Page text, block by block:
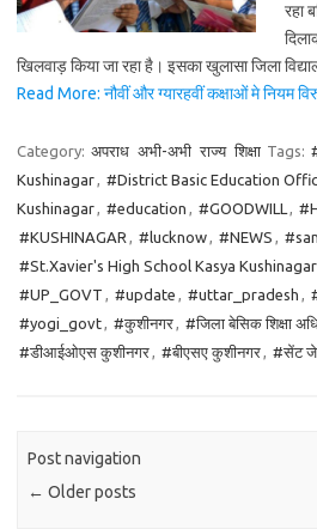
रहा
खिलवाड़ किया जा रहा है। इसका खुलासा जिला
Read More: नौवीं और ग्यारहवीं कक्षाओं मे नियम
Category: अपराध अभी-अभी राज्य शिक्षा Tags:
Kushinagar, #District Basic Education
Kushinagar, #education , #GOODWILL ,
#KUSHINAGAR , #lucknow, #NEWS ,
#St.Xavier's High School Kasya Kushinagar
#UP_GOVT , #update , #uttar_pradesh ,
#yogi_govt, #कुशीनगर, #जिला बेसिक शिक्षा
#डीआईओएस कुशीनगर, #बीएसए कुशीनगर, #सेंट
Post navigation
← Older posts